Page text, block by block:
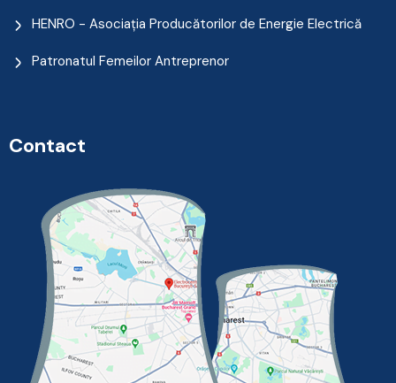
HENRO - Asociația Producătorilor de Energie Electrică
Patronatul Femeilor Antreprenor
Contact